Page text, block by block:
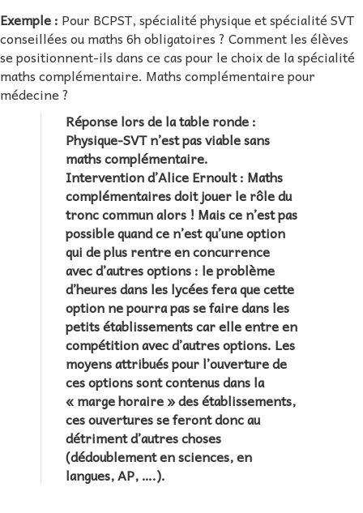
Exemple : Pour BCPST, spécialité physique et spécialité SVT
conseillées ou maths 6h obligatoires ? Comment les élèves
se positionnent-ils dans ce cas pour le choix de la spécialité
maths complémentaire. Maths complémentaire pour
médecine ?
Réponse lors de la table ronde :
Physique-SVT n’est pas viable sans
maths complémentaire.
Intervention d’Alice Ernoult : Maths
complémentaires doit jouer le rôle du
tronc commun alors ! Mais ce n’est pas
possible quand ce n’est qu’une option
qui de plus rentre en concurrence
avec d’autres options : le problème
d’heures dans les lycées fera que cette
option ne pourra pas se faire dans les
petits établissements car elle entre en
compétition avec d’autres options. Les
moyens attribués pour l’ouverture de
ces options sont contenus dans la
« marge horaire » des établissements,
ces ouvertures se feront donc au
détriment d’autres choses
(dédoublement en sciences, en
langues, AP, ….).